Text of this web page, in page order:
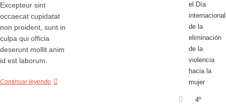
Excepteur sint
occaecat cupidatat
non proident, sunt in
culpa qui officia
deserunt mollit anim
id est laborum.
Continuar leyendo
el Día
internacional
de la
eliminación
de la
violencia
hacia la
mujer
4º